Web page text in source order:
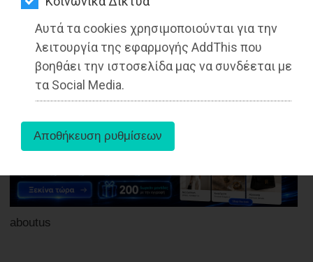
Αυτά τα cookies χρησιμοποιούνται για την
λειτουργία της εφαρμογής AddThis που
βοηθάει την ιστοσελίδα μας να συνδέεται με
τα Social Media.
ΨΙΘΥΡΟΙ
ΑΠΟΣΤΟΛΗ
ΑΡΘΡΩΝ
27-05-2025
Από τo Dimotisnews
aboutus